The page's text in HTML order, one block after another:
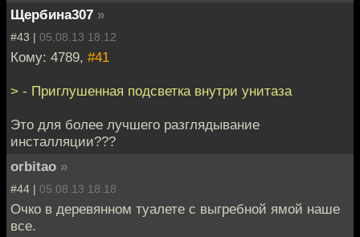
Щербина307 »
#43 | 05.08.13 18:12
Кому: 4789, #41
> - Приглушенная подсветка внутри унитаза
Это для более лучшего разглядывание
инсталляции???
orbitao »
#44 | 05.08.13 18:18
Очко в деревянном туалете с выгребной ямой наше
все.